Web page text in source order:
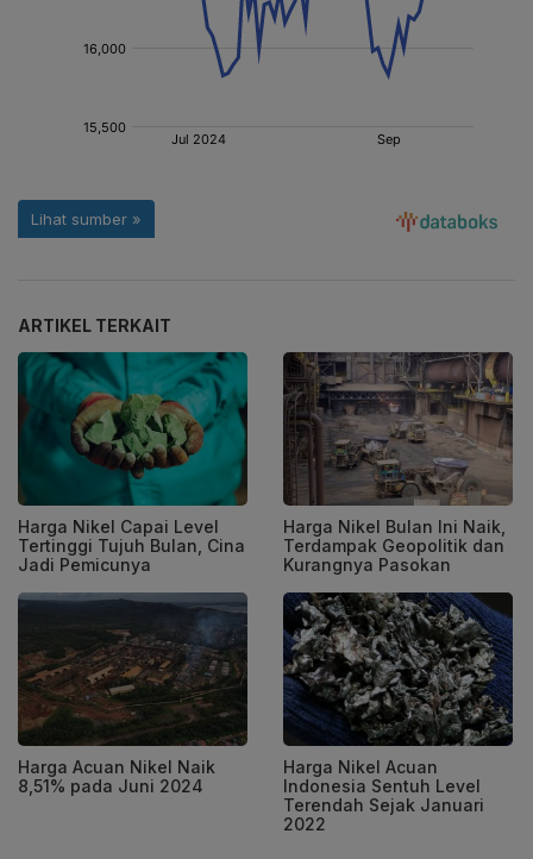
ARTIKEL TERKAIT
Harga Nikel Capai Level
Tertinggi Tujuh Bulan, Cina
Jadi Pemicunya
Harga Nikel Bulan Ini Naik,
Terdampak Geopolitik dan
Kurangnya Pasokan
Harga Acuan Nikel Naik
8,51% pada Juni 2024
Harga Nikel Acuan
Indonesia Sentuh Level
Terendah Sejak Januari
2022